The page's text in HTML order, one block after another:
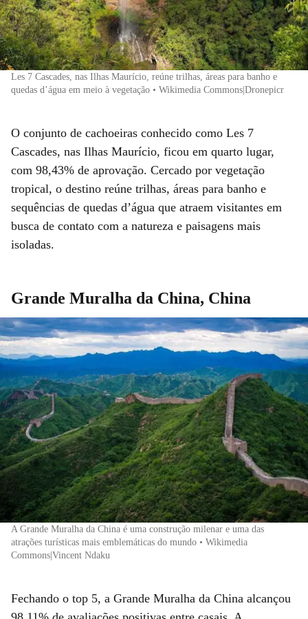
Les 7 Cascades, nas Ilhas Maurício, reúne trilhas, áreas para banho e
quedas d’água em meio à vegetação • Wikimedia Commons|Dronepicr
O conjunto de cachoeiras conhecido como Les 7
Cascades, nas Ilhas Maurício, ficou em quarto lugar,
com 98,43% de aprovação. Cercado por vegetação
tropical, o destino reúne trilhas, áreas para banho e
sequências de quedas d’água que atraem visitantes em
busca de contato com a natureza e paisagens mais
isoladas.
Grande Muralha da China, China
A Grande Muralha da China é uma construção milenar e uma das
atrações turísticas mais emblemáticas do mundo • Wikimedia
Commons|Vincent Ndaku
Fechando o top 5, a Grande Muralha da China alcançou